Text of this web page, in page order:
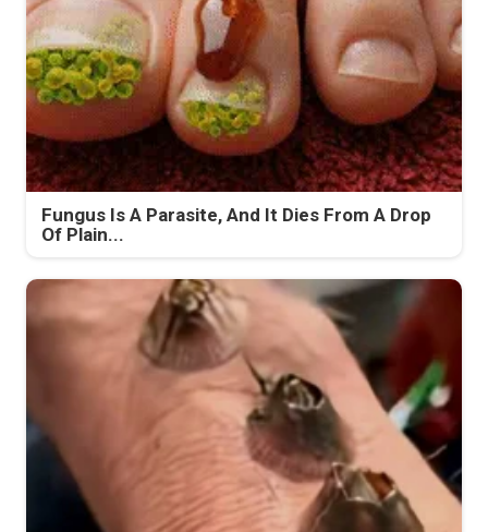
Fungus Is A Parasite, And It Dies From A Drop
Of Plain...